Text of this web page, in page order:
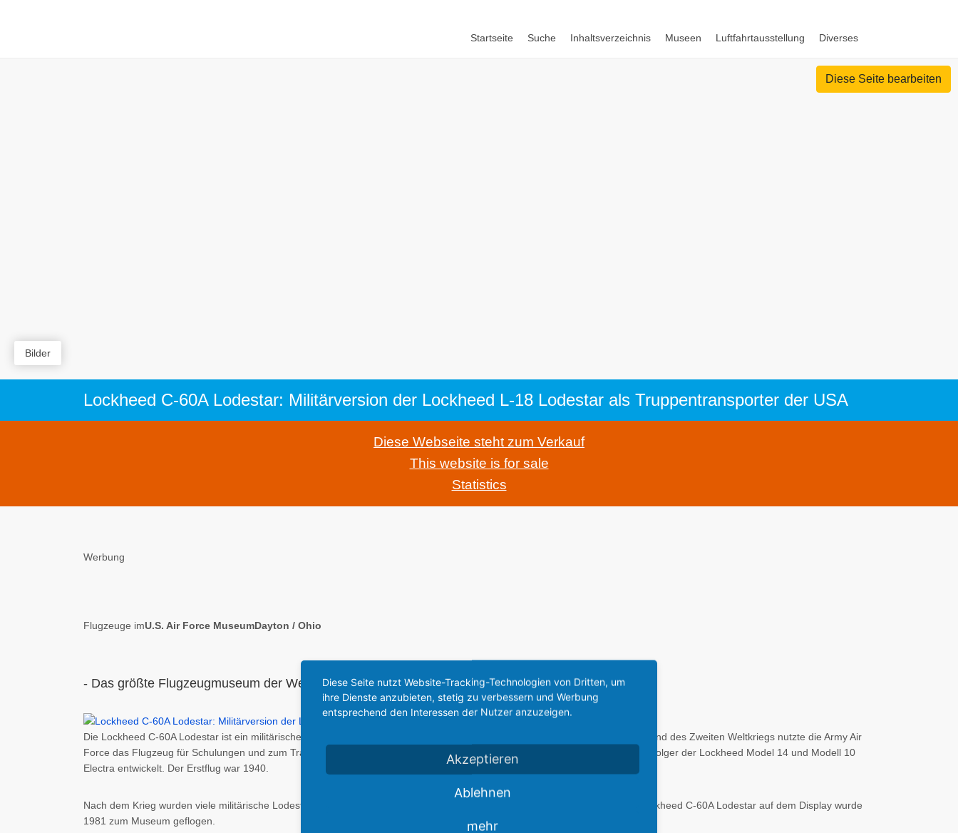
Startseite Suche Inhaltsverzeichnis Museen Luftfahrtausstellung Diverses
Diese Seite bearbeiten
Bilder
Lockheed C-60A Lodestar: Militärversion der Lockheed L-18 Lodestar als Truppentransporter der USA
Diese Webseite steht zum Verkauf
This website is for sale
Statistics
Werbung
Flugzeuge imU.S. Air Force MuseumDayton / Ohio
- Das größte Flugzeugmuseum der Welt -
Die Lockheed C-60A Lodestar ist ein militärisches Transportflugzeug auf Grundlage der zivilen Lockheed L-18 Lodestar. Während des Zweiten Weltkriegs nutzte die Army Air
Force das Flugzeug für Schulungen und zum Transport von Personen und Fracht. Das Modell 18 wurde ursprünglich als Nachfolger der Lockheed Model 14 und Modell 10
Electra entwickelt. Der Erstflug war 1940.
Nach dem Krieg wurden viele militärische Lodestars an private Betreiber als Fracht- oder Passagierflugzeuge verkauft. Die Lockheed C-60A Lodestar auf dem Display wurde
1981 zum Museum geflogen.
Diese Seite nutzt Website-Tracking-Technologien von Dritten, um
ihre Dienste anzubieten, stetig zu verbessern und Werbung
entsprechend den Interessen der Nutzer anzuzeigen.
Akzeptieren
Ablehnen
mehr